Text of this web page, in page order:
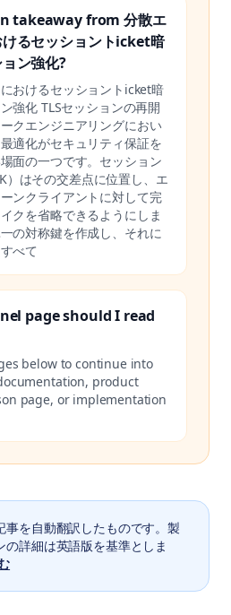
takeaway from 分散エ
るセッショントicket暗
ン強化?
おけるセッショントicket暗
強化 TLSセッションの再開
クエンジニアリングにおい
適化がセキュリティ保証を
面の一つです。セッション
）はその交差点に位置し、エ
ンクライアントに対して完
クを省略できるようにしま
の対称鍵を作成し、それに
べて
page should I read
below to continue into
product
page, or implementation
事を自動翻訳したものです。製
詳細は英語版を基準としま